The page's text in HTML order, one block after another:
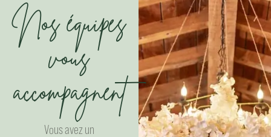
Nos équipes
vous
accompagnent
Vous avez un